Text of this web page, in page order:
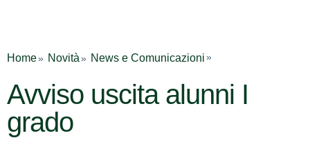
Home Novità News e Comunicazioni
Avviso uscita alunni I
grado